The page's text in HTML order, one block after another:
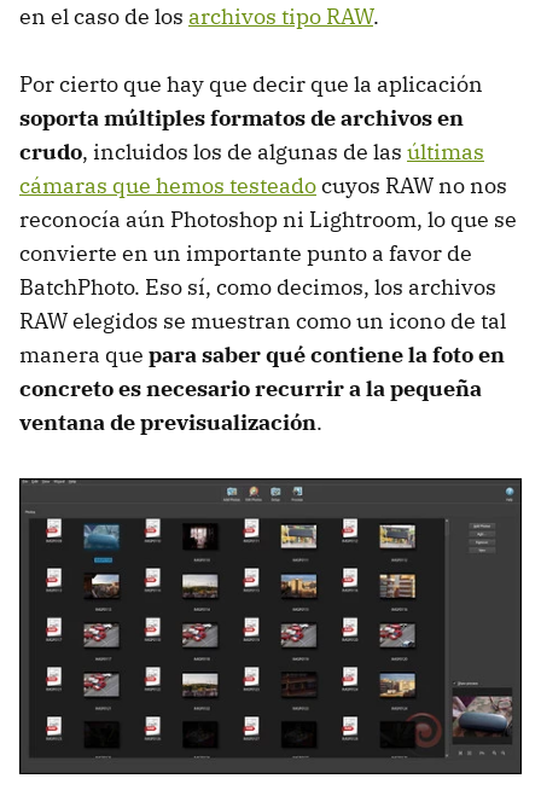
en el caso de los archivos tipo RAW.
Por cierto que hay que decir que la aplicación
soporta múltiples formatos de archivos en
crudo, incluidos los de algunas de las últimas
cámaras que hemos testeadocuyos RAW no nos
reconocía aún Photoshop ni Lightroom, lo que se
convierte en un importante punto a favor de
BatchPhoto. Eso sí, como decimos, los archivos
RAW elegidos se muestran como un icono de tal
manera que para saber qué contiene la foto en
concreto es necesario recurrir a la pequeña
ventana de previsualización.